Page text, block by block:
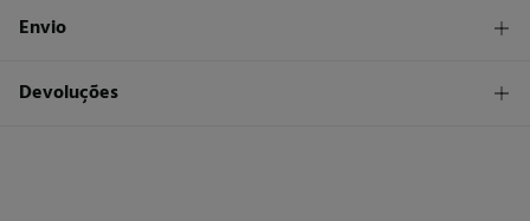
Composição
Cuidados
Envio
STANDARD
Devoluções